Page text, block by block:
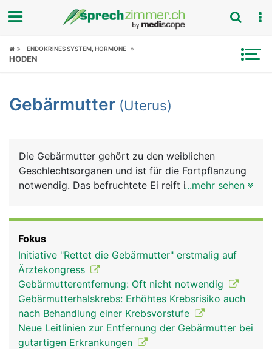
Fokus
Symptome
News
Rubriken
ENDOKRINES SYSTEM, HORMONE
HODEN
Gebärmutter (Uterus)
Die Gebärmutter gehört zu den weiblichen
Geschlechtsorganen und ist für die Fortpflanzung
notwendig. Das befruchtete Ei reift in der...mehr sehen
Fokus
Initiative "Rettet die Gebärmutter" erstmalig auf
Ärztekongress
Gebärmutterentfernung: Oft nicht notwendig
Gebärmutterhalskrebs: Erhöhtes Krebsrisiko auch
nach Behandlung einer Krebsvorstufe
Neue Leitlinien zur Entfernung der Gebärmutter bei
gutartigen Erkrankungen